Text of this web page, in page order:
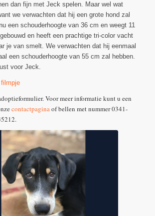
dan fijn met Jeck spelen. Maar wel wat
we verwachten dat hij een grote hond zal
een schouderhoogte van 36 cm en weegt 11
en heeft een prachtige tri-color vacht
je van smelt. We verwachten dat hij eenmaal
een schouderhoogte van 55 cm zal hebben.
voor Jeck.
Voor meer informatie kunt u een
contactpaginaof bellen met nummer 0341-